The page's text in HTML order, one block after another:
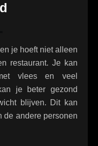
je hoeft niet alleen
restaurant. Je kan
vlees en veel
je beter gezond
blijven. Dit kan
de andere personen